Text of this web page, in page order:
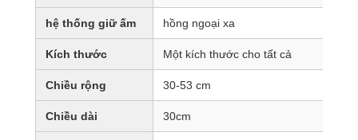
hệ thống giữ ấm hồng ngoại xa
Kích thước Một kích thước cho tất cả
Chiều rộng 30-53 cm
Chiều dài 30cm